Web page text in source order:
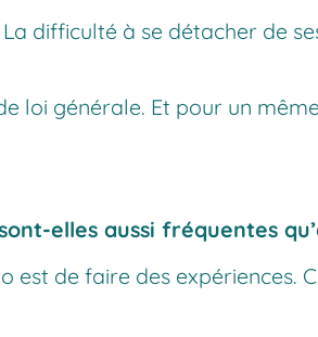
difficulté à se détacher de
loi générale. Et pour un
elles aussi fréquentes
est de faire des expériences.